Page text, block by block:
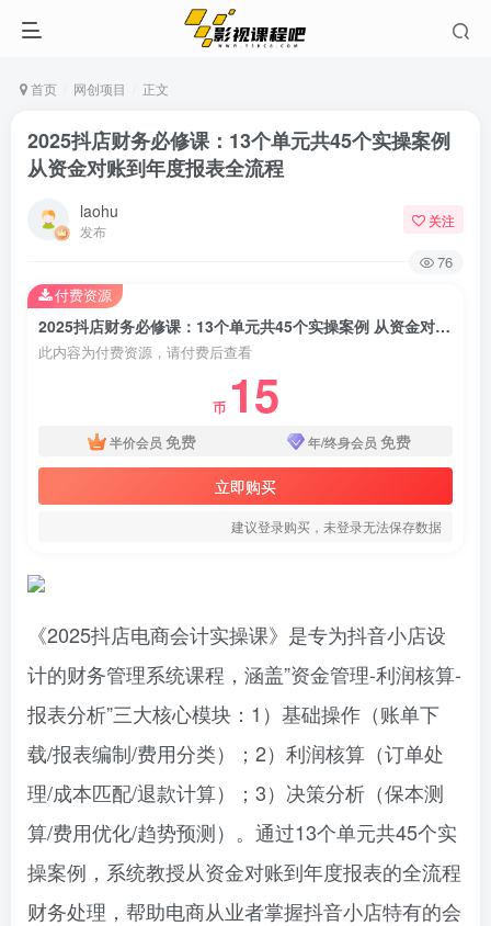
首页 网创项目 正文
2025抖店财务必修课：13个单元共45个实操案例
从资金对账到年度报表全流程
laohu
发布
关注
76
2025抖店财务必修课：13个单元共45个实操案例 从资金对账到年度报表全流程
此内容为付费资源，请付费后查看
币 15
半价会员 免费 年/终身会员 免费
立即购买
建议登录购买，未登录无法保存数据
付费资源
《2025抖店电商会计实操课》是专为抖音小店设
计的财务管理系统课程，涵盖”资金管理-利润核算-
报表分析”三大核心模块：1）基础操作（账单下
载/报表编制/费用分类）；2）利润核算（订单处
理/成本匹配/退款计算）；3）决策分析（保本测
算/费用优化/趋势预测）。通过13个单元共45个实
操案例，系统教授从资金对账到年度报表的全流程
财务处理，帮助电商从业者掌握抖音小店特有的会